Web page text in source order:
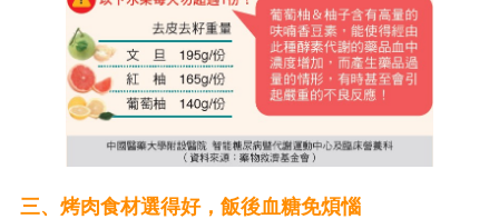
三、 烤肉食材選得好，飯後血糖免煩惱